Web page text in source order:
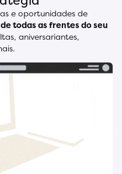
e oportunidades de
todas as frentes do seu
aniversariantes,